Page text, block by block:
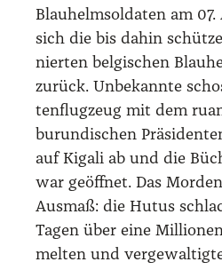
Blau­helm­sol­da­ten am 07.
sich die bis dahin
nier­ten bel­gi­schen
zurück. Unbe­kann­te
ten­flug­zeug mit dem
burun­di­schen
auf Kiga­li ab und die
war geöff­net. Das
Aus­maß: die Hutus
Tagen über eine
mel­ten und